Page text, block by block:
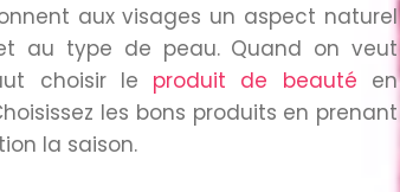
aux visages un aspect naturel
au type de peau. Quand on veut
choisir le produit de beauté en
les bons produits en prenant
la saison.